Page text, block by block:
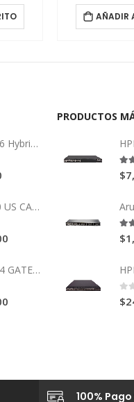
AÑADIR
Aruba 9106 Hybrid GATEWAY
Auba 9240 US CAMPUS GATEWAY
Aruba 9114 GATEWAY
PRODUCTOS
$
$
0
$
100%